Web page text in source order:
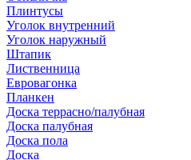
Плинтусы
Уголок внутренний
Уголок наружный
Штапик
Лиственница
Евровагонка
Планкен
Доска террасно/палубная
Доска палубная
Доска пола
Доска